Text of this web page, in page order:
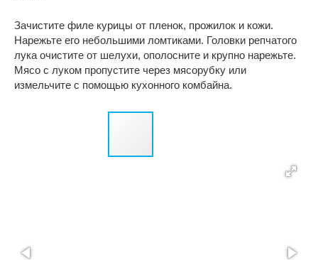
Зачистите филе курицы от пленок, прожилок и кожи.
Нарежьте его небольшими ломтиками. Головки репчатого
лука очистите от шелухи, ополосните и крупно нарежьте.
Мясо с луком пропустите через мясорубку или
измельчите с помощью кухонного комбайна.